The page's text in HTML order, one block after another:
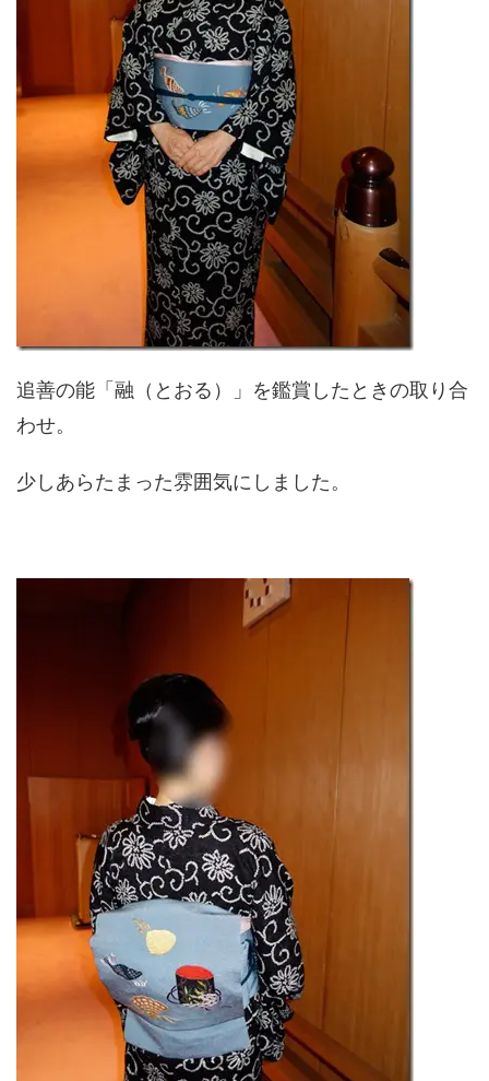
追善の能「融（とおる）」を鑑賞したときの取り合
わせ。
少しあらたまった雰囲気にしました。